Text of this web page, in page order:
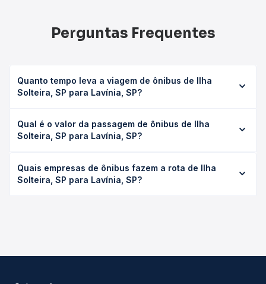
Perguntas Frequentes
Quanto tempo leva a viagem de ônibus de Ilha
Solteira, SP para Lavínia, SP?
leva em média 3h 5min, podendo variar conforme a
viação, o tipo de serviço (convencional, executivo ou
exata de cada opção na data desejada.
Qual é o valor da passagem de ônibus de Ilha
Solteira, SP para Lavínia, SP?
Lavínia, SP custa em média R$ 55,45 e varia conforme a
data da viagem, a empresa, o tipo de poltrona e a
Quais empresas de ônibus fazem a rota de Ilha
Solteira, SP para Lavínia, SP?